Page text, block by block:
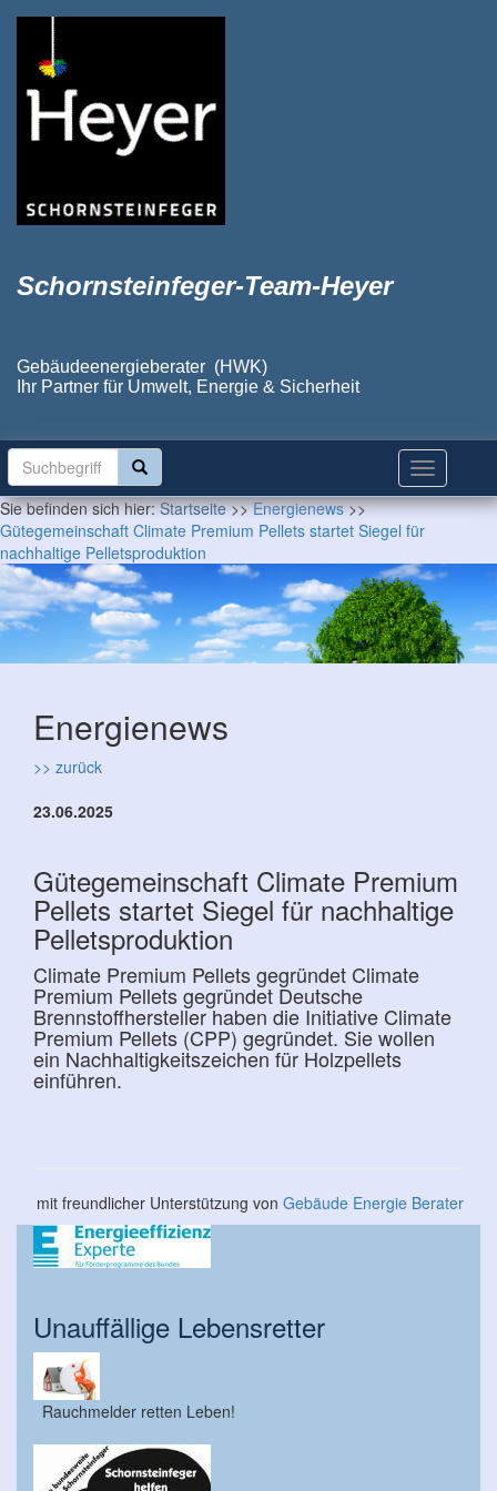
Schornsteinfeger-Team-Heyer
Gebäudeenergieberater (HWK)
Ihr Partner für Umwelt, Energie & Sicherheit
Sie befinden sich hier:Startseite>>Energienews>>
Gütegemeinschaft Climate Premium Pellets startet Siegel für
nachhaltige Pelletsproduktion
Energienews
>> zurück
23.06.2025
Gütegemeinschaft Climate Premium
Pellets startet Siegel für nachhaltige
Pelletsproduktion
Climate Premium Pellets gegründet Climate
Premium Pellets gegründet Deutsche
Brennstoffhersteller haben die Initiative Climate
Premium Pellets (CPP) gegründet. Sie wollen
ein Nachhaltigkeitszeichen für Holzpellets
einführen.
mit freundlicher Unterstützung von Gebäude Energie Berater
Unauffällige Lebensretter
Rauchmelder retten Leben!